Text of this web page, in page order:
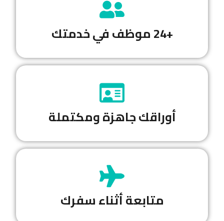
+24 موظف في خدمتك
أوراقك جاهزة ومكتملة
متابعة أثناء سفرك